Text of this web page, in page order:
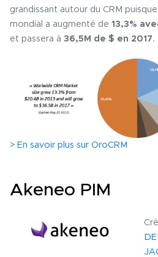
grandissant autour du CRM
mondial a augmenté de 13,3%
et passera à 36,5M de $ en 2017.
> En savoir plus sur OroCRM
Akeneo PIM